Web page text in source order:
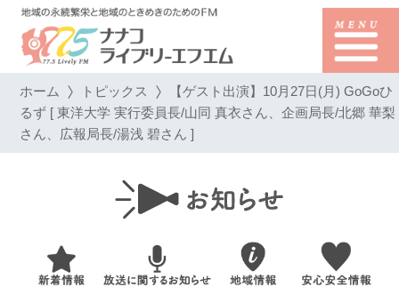
ホーム トピックス 【ゲスト出演】10月27日(月) GoGoひ
るず [ 東洋大学 実行委員長/山同 真衣さん、企画局長/北郷 華梨
さん、広報局長/湯浅 碧さん ]